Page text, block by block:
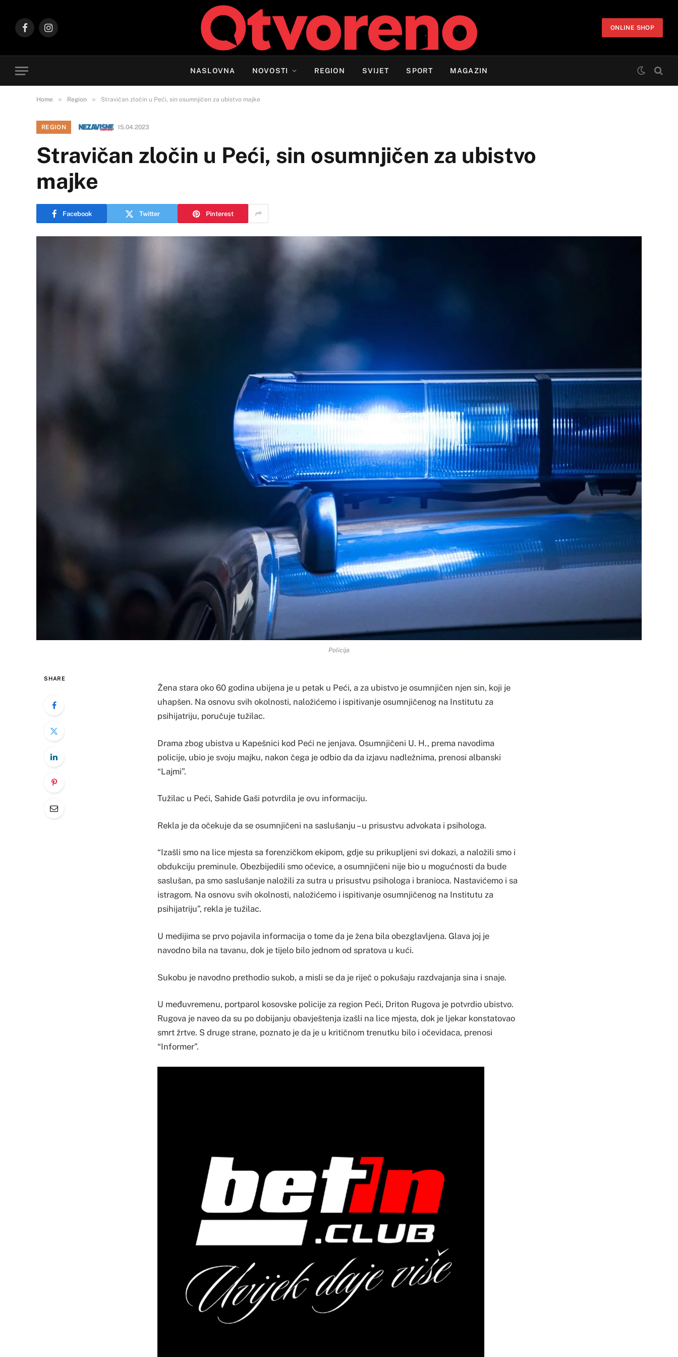
FacebookInstagram
ONLINE SHOP
NASLOVNA NOVOSTI REGION SVIJET SPORT MAGAZIN
Home » Region » Stravičan zločin u Peći, sin osumnjičen za ubistvo majke
REGION 15.04.2023
Stravičan zločin u Peći, sin osumnjičen za ubistvo
majke
Facebook Twitter Pinterest
Policija
SHARE
Žena stara oko 60 godina ubijena je u petak u Peći, a za ubistvo je osumnjičen njen sin, koji je
uhapšen. Na osnovu svih okolnosti, naložićemo i ispitivanje osumnjičenog na Institutu za
psihijatriju, poručuje tužilac.
Drama zbog ubistva u Kapešnici kod Peći ne jenjava. Osumnjičeni U. H., prema navodima
policije, ubio je svoju majku, nakon čega je odbio da da izjavu nadležnima, prenosi albanski
“Lajmi”.
Tužilac u Peći, Sahide Gaši potvrdila je ovu informaciju.
Rekla je da očekuje da se osumnjičeni na saslušanju – u prisustvu advokata i psihologa.
“Izašli smo na lice mjesta sa forenzičkom ekipom, gdje su prikupljeni svi dokazi, a naložili smo i
obdukciju preminule. Obezbijedili smo očevice, a osumnjičeni nije bio u mogućnosti da bude
saslušan, pa smo saslušanje naložili za sutra u prisustvu psihologa i branioca. Nastavićemo i sa
istragom. Na osnovu svih okolnosti, naložićemo i ispitivanje osumnjičenog na Institutu za
psihijatriju”, rekla je tužilac.
U medijima se prvo pojavila informacija o tome da je žena bila obezglavljena. Glava joj je
navodno bila na tavanu, dok je tijelo bilo jednom od spratova u kući.
Sukobu je navodno prethodio sukob, a misli se da je riječ o pokušaju razdvajanja sina i snaje.
U međuvremenu, portparol kosovske policije za region Peći, Driton Rugova je potvrdio ubistvo.
Rugova je naveo da su po dobijanju obavještenja izašli na lice mjesta, dok je ljekar konstatovao
smrt žrtve. S druge strane, poznato je da je u kritičnom trenutku bilo i očevidaca, prenosi
“Informer”.